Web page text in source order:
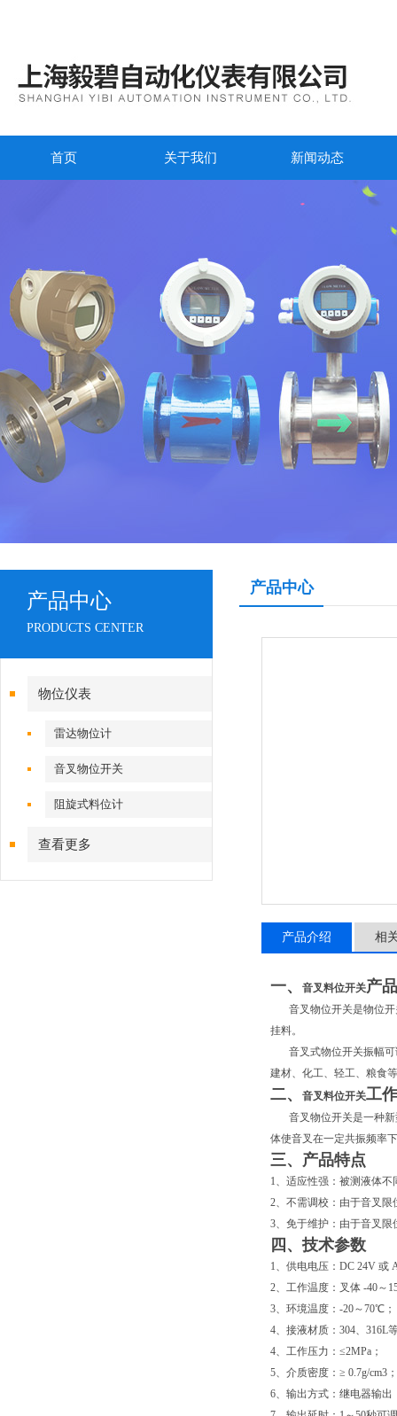
首页 关于我们 新闻动态
产品中心
PRODUCTS CENTER
物位仪表
雷达物位计
音叉物位开关
阻旋式料位计
查看更多
产品中心
产品介绍 相
一、 音叉料位开关产
音叉物位开关是物位开
挂料。
音叉式物位开关振幅可
建材、化工、轻工、粮食
二、 音叉料位开关工
音叉物位开关是一种新
体使音叉在一定共振频率
三、产品特点
1、适应性强：被测液体
2、不需调校：由于音叉
3、免于维护：由于音叉
四、技术参数
1、供电电压：DC 24V 或
2、工作温度：叉体 -40～
3、环境温度：-20～70℃；
4、接液材质：304、316L
4、工作压力：≤2MPa；
5、介质密度：≥ 0.7g/cm3；
6、输出方式：继电器输出